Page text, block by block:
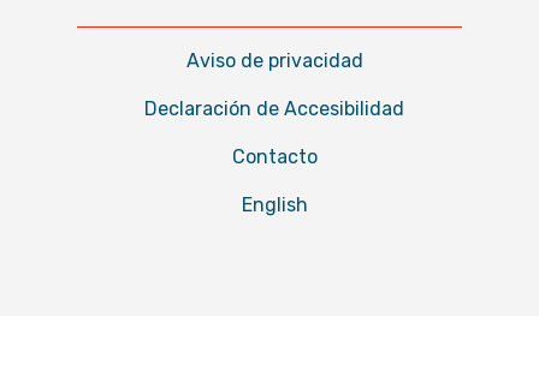
Aviso de privacidad
Declaración de Accesibilidad
Contacto
English